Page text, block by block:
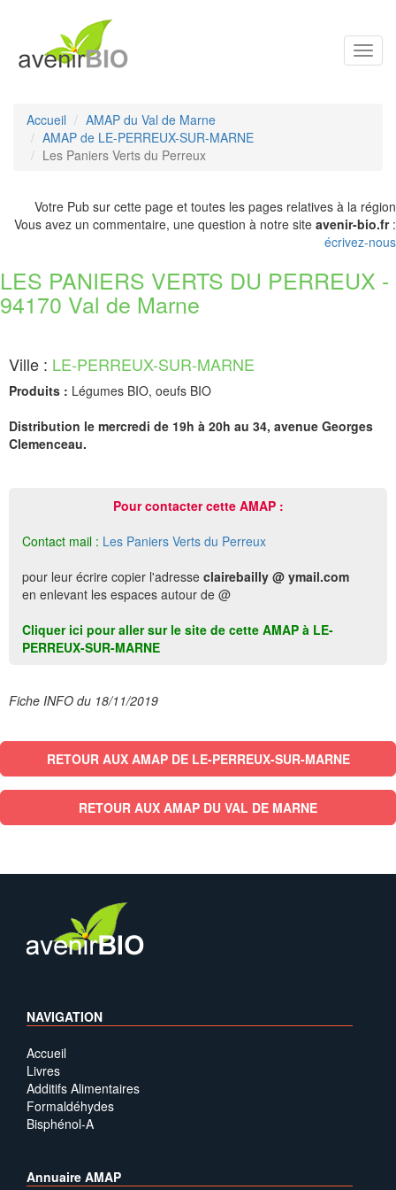
Accueil
AMAP du Val de Marne
AMAP de LE-PERREUX-SUR-MARNE
Les Paniers Verts du Perreux
Votre Pub sur cette page et toutes les pages relatives à la région
Vous avez un commentaire, une question à notre site avenir-bio.fr:
écrivez-nous
LES PANIERS VERTS DU PERREUX -
94170 Val de Marne
Ville : LE-PERREUX-SUR-MARNE
Produits : Légumes BIO, oeufs BIO
Distribution le mercredi de 19h à 20h au 34, avenue Georges
Clemenceau.
Pour contacter cette AMAP :
Contact mail : Les Paniers Verts du Perreux
pour leur écrire copier l'adresse clairebailly @ ymail.com
en enlevant les espaces autour de @
Cliquer ici pour aller sur le site de cette AMAP à LE-
PERREUX-SUR-MARNE
Fiche INFO du 18/11/2019
RETOUR AUX AMAP DE LE-PERREUX-SUR-MARNE
RETOUR AUX AMAP DU VAL DE MARNE
NAVIGATION
Accueil
Livres
Additifs Alimentaires
Formaldéhydes
Bisphénol-A
Annuaire AMAP